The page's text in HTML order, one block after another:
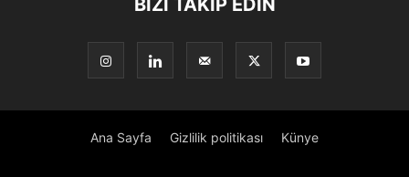
BIZI TAKIP EDIN
Ana Sayfa Gizlilik politikası Künye